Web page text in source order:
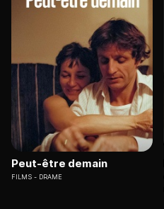
Peut-être demain
FILMS DRAME